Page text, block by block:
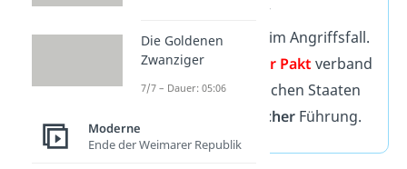
gegenseitig zur
Unterstützung im Angriffsfall.
DerWarschauer Pakt verband
die osteuropäischen Staaten
sowjetischerFührung.
Die Goldenen
Zwanziger
7/7 – Dauer: 05:06
Moderne
Ende der Weimarer Republik